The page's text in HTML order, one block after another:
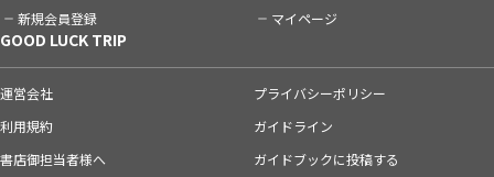
新規会員登録 マイページ
GOOD LUCK TRIP
運営会社
プライバシーポリシー
利用規約
ガイドライン
書店御担当者様へ
ガイドブックに投稿する